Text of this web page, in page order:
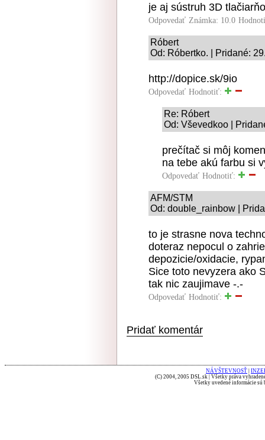
je aj sústruh 3D
Odpovedať Známka: 10.0
Róbert
Od: Róbertko. | Pridané:
http://dopice.sk/9io
Odpovedať Hodnotiť:
Re: Róbert
Od: Vševedkoo |
prečítač si môj
na tebe akú farbu si
Odpovedať Hodnotiť:
AFM/STM
Od: double_rainbow |
to je strasne nova
doteraz nepocul o
depozicie/oxidacie,
Sice toto nevyzera ako
tak nic zaujimave -.-
Odpovedať Hodnotiť:
Pridať komentár
NÁVŠTEVNOSŤ
(C) 2004, 2005 DSL.sk | Všetky práva
Všetky uvedené informácie sú